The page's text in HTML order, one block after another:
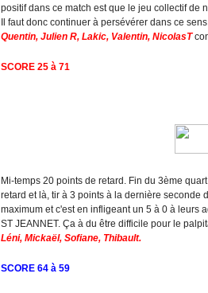
positif dans ce match est que le jeu collectif de
Il faut donc continuer à persévérer dans ce
Quentin, Julien R, Lakic, Valentin, NicolasT
SCORE 25 à 71
Mi-temps 20 points de retard. Fin du 3ème
retard et là, tir à 3 points à la dernière seconde
maximum et c'est en infligeant un 5 à 0 à leurs
ST JEANNET. Ça à du être difficile pour le
Léni, Mickaël, Sofiane, Thibault.
SCORE 64 à 59